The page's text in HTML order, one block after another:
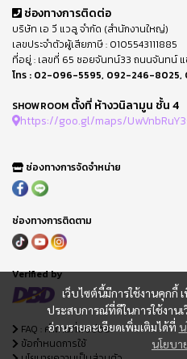
เว็บไซต์นี้มีการใช้งานคุกกี้
ประสบการณ์ที่ดีในการใช้งาน
อ่านรายละเอียดเพิ่มเติมได้ที่
นโยบา
ช่องทางการติดต่อ
บริษัท เอ วี แวลู จำกัด (สำนักงานใหญ่)
เลขประจำตัวผู้เสียภาษี : 0105543111885
ที่อยู่ : เลขที่ 65 ซอยจันทน์33 ถนนจันทน์
โทร : 02-096-5595, 092-246-8025,
SHOWROOM ตั้งที่ ห้างวนิลามูน ชั้น 4
https://goo.gl/maps/
ช่องทางการจัดจำหน่าย
ช่องทางการติดตาม
Verified by
FAQ : คำถามที่พบบ่อย
ข้อกำหนดการใช้